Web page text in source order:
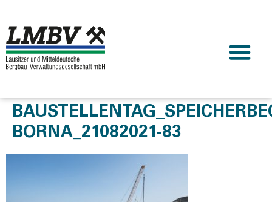
BORNA_21082021-83